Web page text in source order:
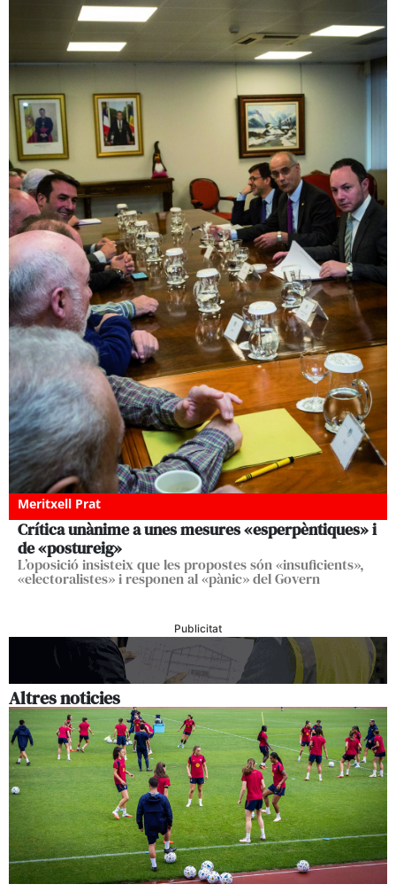
Meritxell Prat
Crítica unànime a unes mesures «esperpèntiques» i
de «postureig»
L’oposició insisteix que les propostes són «insuficients»,
«electoralistes» i responen al «pànic» del Govern
Publicitat
Altres noticies